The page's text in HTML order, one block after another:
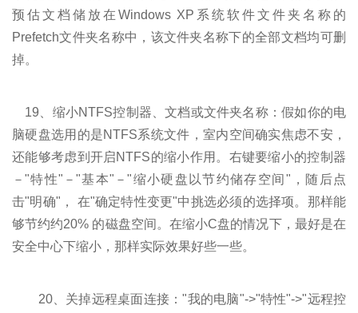
预估文档储放在Windows XP系统软件文件夹名称的
Prefetch文件夹名称中，该文件夹名称下的全部文档均可删
掉。
19、缩小NTFS控制器、文档或文件夹名称：假如你的电
脑硬盘选用的是NTFS系统文件，室内空间确实焦虑不安，
还能够考虑到开启NTFS的缩小作用。右键要缩小的控制器
－"特性"－"基本"－"缩小硬盘以节约储存空间"，随后点
击"明确"， 在"确定特性变更"中挑选必须的选择项。那样能
够节约约20% 的磁盘空间。在缩小C盘的情况下，最好是在
安全中心下缩小，那样实际效果好些一些。
20、关掉远程桌面连接："我的电脑"->"特性"->"远程控